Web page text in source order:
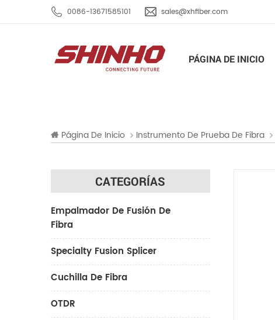
0086-13671585101 sales@xhfiber.com
PÁGINA DE INICIO
Página De Inicio Instrumento De Prueba De Fibra
CATEGORÍAS
Empalmador De Fusión De
Fibra
Specialty Fusion Splicer
Cuchilla De Fibra
OTDR